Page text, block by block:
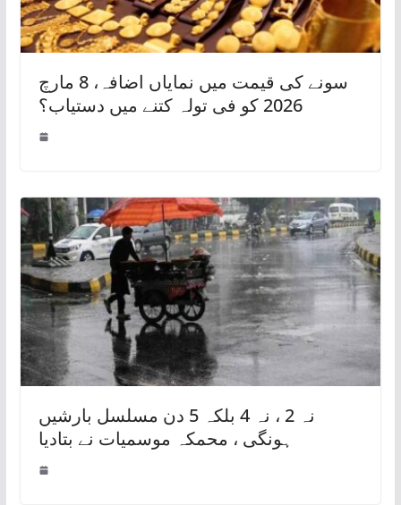
سونے کی قیمت میں نمایاں اضافہ، 8 مارچ
2026 کو فی تولہ کتنے میں دستیاب؟
نہ 2 ، نہ 4 بلکہ 5 دن مسلسل بارشیں
ہونگی ، محمکہ موسمیات نے بتادیا